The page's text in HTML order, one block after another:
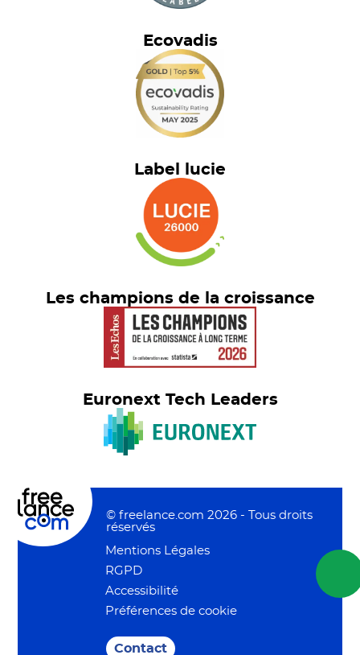
Ecovadis
Label lucie
Les champions de la croissance
Euronext Tech Leaders
© freelance.com 2026 - Tous droits
réservés
Mentions Légales
RGPD
Accessibilité
Préférences de cookie
Contact